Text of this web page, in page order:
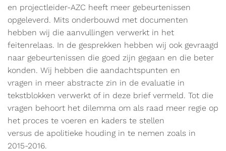
en projectleider-AZC heeft meer gebeurtenissen
opgeleverd. Mits onderbouwd met documenten
hebben wij die aanvullingen verwerkt in het
feitenrelaas. In de gesprekken hebben wij ook gevraagd
naar gebeurtenissen die goed zijn gegaan en die beter
konden. Wij hebben die aandachtspunten en
vragen in meer abstracte zin in de evaluatie in
tekstblokken verwerkt of in deze brief vermeld. Tot die
vragen behoort het dilemma om als raad meer regie op
het proces te voeren en kaders te stellen
versus de apolitieke houding in te nemen zoals in
2015-2016.